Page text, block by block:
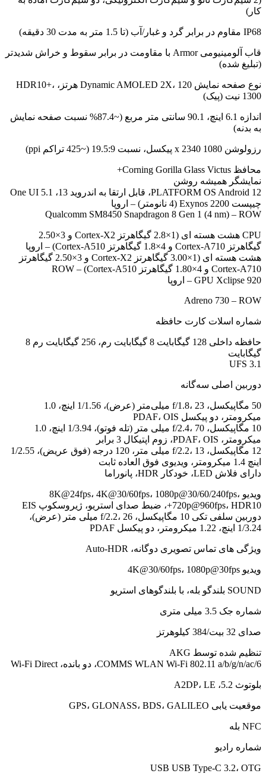
کار)
IP68 مقاوم در برابر گرد و غبار/آب (تا 1.5 متر به مدت 30 دقیقه)
قاب آلومینیومی Armor با مقاومت در برابر سقوط و خراش شدیدتر
(تبلیغ شده)
نوع صفحه نمایش Dynamic AMOLED 2X، 120 هرتز، HDR10+،
1300 نیت (پیک)
اندازه 6.1 اینچ، 90.1 سانتی متر مربع (~87.4% نسبت صفحه نمایش
به بدنه)
رزولوشن 1080 x 2340 پیکسل، نسبت 19.5:9 (~425 تراکم ppi)
محافظ Corning Gorilla Glass Victus+
نمایشگر همیشه روشن
PLATFORM OS Android 12، قابل ارتقا به اندروید 13، One UI 5.1
چیپست Exynos 2200 (4 نانومتر) – اروپا
Qualcomm SM8450 Snapdragon 8 Gen 1 (4 nm) – ROW
CPU هشت هسته ای (1×2.8 گیگاهرتز Cortex-X2 و 3×2.50
گیگاهرتز Cortex-A710 و 4×1.8 گیگاهرتز Cortex-A510) – اروپا
هشت هسته ای (1×3.00 گیگاهرتز Cortex-X2 و 3×2.50 گیگاهرتز
Cortex-A710 و 4×1.80 گیگاهرتز Cortex-A510) – ROW
GPU Xclipse 920 – اروپا
Adreno 730 – ROW
شماره اسلات کارت حافظه
حافظه داخلی 128 گیگابایت 8 گیگابایت رم، 256 گیگابایت رم 8
گیگابایت
UFS 3.1
دوربین اصلی سه‌گانه
50 مگاپیکسل، f/1.8، 23 میلی‌متر (عرض)، 1/1.56 اینچ، 1.0
میکرومتر، دو پیکسل PDAF، OIS
10 مگاپیکسل، f/2.4، 70 میلی متر (تله فوتو)، 1/3.94 اینچ، 1.0
میکرومتر، PDAF، OIS، زوم اپتیکال 3 برابر
12 مگاپیکسل، f/2.2، 13 میلی متر، 120 درجه (فوق عریض)، 1/2.55
اینچ 1.4 میکرومتر، ویدیوی فوق العاده ثابت
دارای فلاش LED، خودکار HDR، پانوراما
ویدیو 8K@24fps، 4K@30/60fps، 1080p@30/60/240fps،
720p@960fps، HDR10+، ضبط صدای استریو، ژیروسکوپ EIS
دوربین سلفی تکی 10 مگاپیکسل، f/2.2، 26 میلی متر (عرض)،
1/3.24 اینچ، 1.22 میکرومتر، دو پیکسل PDAF
ویژگی های تماس تصویری دوگانه، Auto-HDR
ویدیو 4K@30/60fps، 1080p@30fps
SOUND بلندگو بله، با بلندگوهای استریو
شماره جک 3.5 میلی متری
صدای 32 بیت/384 کیلوهرتز
تنظیم شده توسط AKG
COMMS WLAN Wi-Fi 802.11 a/b/g/n/ac/6، دو بانده، Wi-Fi Direct
بلوتوث 5.2، A2DP، LE
موقعیت یابی GPS، GLONASS، BDS، GALILEO
NFC بله
شماره رادیو
USB USB Type-C 3.2، OTG